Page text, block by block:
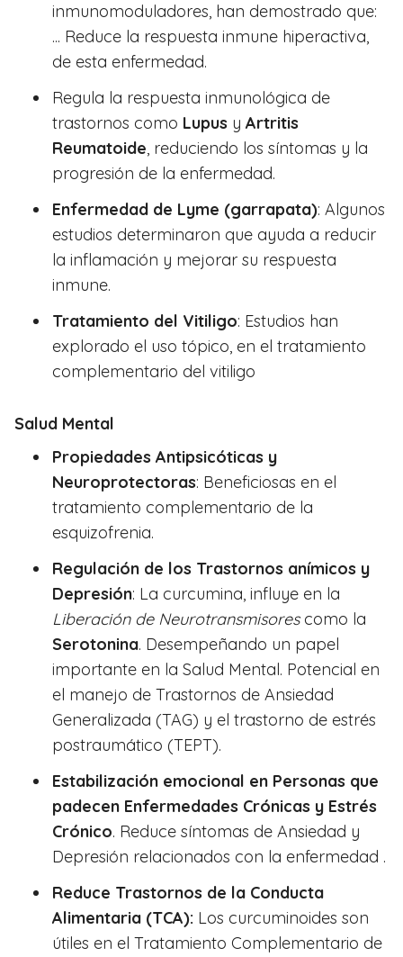
inmunomoduladores, han demostrado que:
... Reduce la respuesta inmune hiperactiva,
de esta enfermedad.
Regula la respuesta inmunológica de
trastornos como Lupus y Artritis
Reumatoide, reduciendo los síntomas y la
progresión de la enfermedad.
Enfermedad de Lyme (garrapata): Algunos
estudios determinaron que ayuda a reducir
la inflamación y mejorar su respuesta
inmune.
Tratamiento del Vitiligo: Estudios han
explorado el uso tópico, en el tratamiento
complementario del vitiligo
Salud Mental
Propiedades Antipsicóticas y
Neuroprotectoras: Beneficiosas en el
tratamiento complementario de la
esquizofrenia.
Regulación de los Trastornos anímicos y
Depresión: La curcumina, influye en la
Liberación de Neurotransmisorescomo la
Serotonina. Desempeñando un papel
importante en la Salud Mental. Potencial en
el manejo de Trastornos de Ansiedad
Generalizada (TAG) y el trastorno de estrés
postraumático (TEPT).
Estabilización emocional en Personas que
padecen Enfermedades Crónicas y Estrés
Crónico. Reduce síntomas de Ansiedad y
Depresión relacionados con la enfermedad .
Reduce Trastornos de la Conducta
Alimentaria (TCA): Los curcuminoides son
útiles en el Tratamiento Complementario de